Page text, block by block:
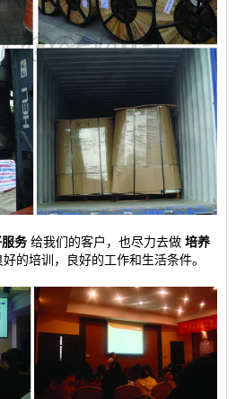
务 给我们的客户，也尽力去做 培养
的培训，良好的工作和生活条件。